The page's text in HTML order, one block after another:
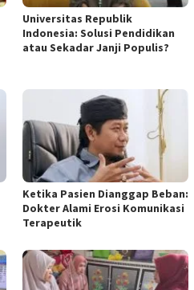
Universitas Republik
Indonesia: Solusi Pendidikan
atau Sekadar Janji Populis?
Ketika Pasien Dianggap Beban:
Dokter Alami Erosi Komunikasi
Terapeutik